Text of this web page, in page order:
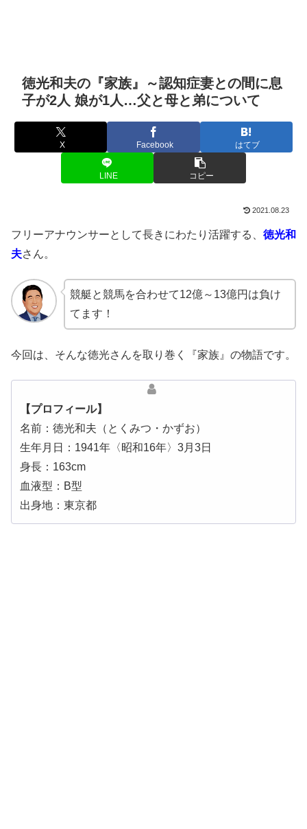
徳光和夫の『家族』～認知症妻との間に息
子が2人 娘が1人…父と母と弟について
X Facebook はてブ
LINE コピー
2021.08.23
フリーアナウンサーとして長きにわたり活躍する、 徳光和
夫さん。
競艇と競馬を合わせて12億～13億円は負け
てます！
今回は、そんな徳光さんを取り巻く『家族』の物語です。
【プロフィール】
名前：徳光和夫（とくみつ・かずお）
生年月日：1941年〈昭和16年〉3月3日
身長：163cm
血液型：B型
出身地：東京都